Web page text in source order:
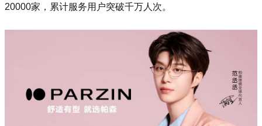
20000家，累计服务用户突破千万人次。